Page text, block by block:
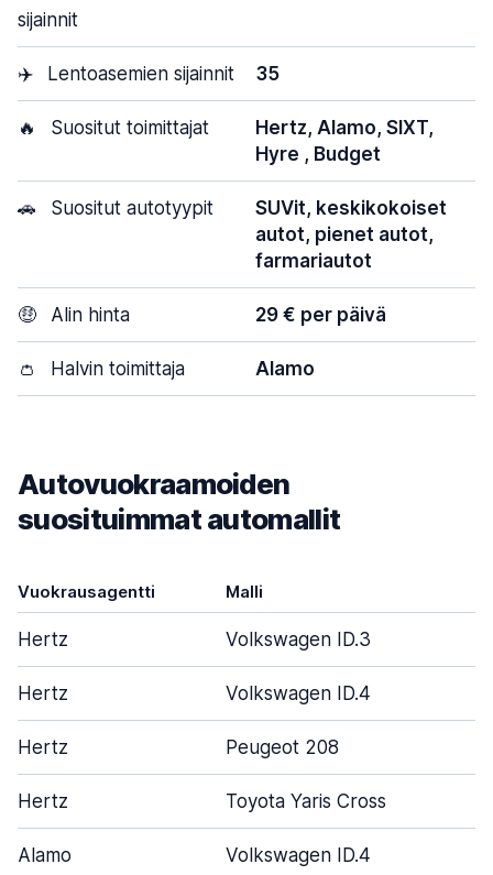
sijainnit
✈️ Lentoasemien sijainnit 35
🔥 Suositut toimittajat
Hertz, Alamo, SIXT,
Hyre , Budget
🚗 Suositut autotyypit
SUVit, keskikokoiset
autot, pienet autot,
farmariautot
🤑 Alin hinta 29 € per päivä
👛 Halvin toimittaja Alamo
Autovuokraamoiden
suosituimmat automallit
Vuokrausagentti Malli
Hertz Volkswagen ID.3
Hertz Volkswagen ID.4
Hertz Peugeot 208
Hertz Toyota Yaris Cross
Alamo Volkswagen ID.4